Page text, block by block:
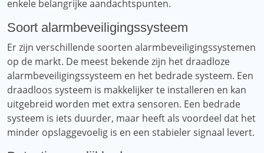
enkele belangrijke aandachtspunten.
Soort alarmbeveiligingssysteem
Er zijn verschillende soorten alarmbeveiligingssystemen
op de markt. De meest bekende zijn het draadloze
alarmbeveiligingssysteem en het bedrade systeem. Een
draadloos systeem is makkelijker te installeren en kan
uitgebreid worden met extra sensoren. Een bedrade
systeem is iets duurder, maar heeft als voordeel dat het
minder opslaggevoelig is en een stabieler signaal levert.